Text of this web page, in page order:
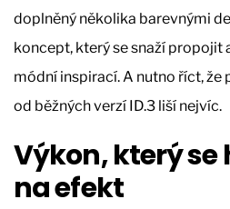
doplněný několika barevnými
koncept, který se snaží propojit
módní inspirací. A nutno říct, že
od běžných verzí ID.3 liší nejvíc.
Výkon, který se
na efekt